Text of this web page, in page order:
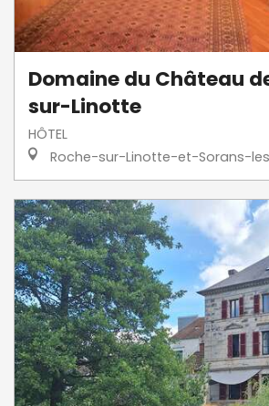
Domaine du Château
sur-Linotte
HÔTEL
Roche-sur-Linotte-et-Sorans-